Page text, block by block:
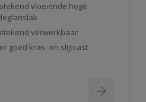
vloeiende hoge
verwerkbaar
goed kras- en slijtvast